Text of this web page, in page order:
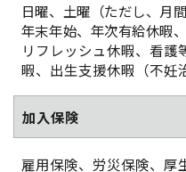
日曜、土曜（ただし、月
年末年始、年次有給休暇
リフレッシュ休暇、看護
暇、出⽣⽀援休暇（不妊
加入保険
雇用保険、労災保険、厚